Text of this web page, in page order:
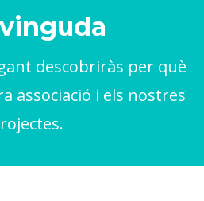
descobriràs per què
associació i els nostres